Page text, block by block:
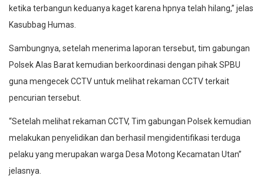
ketika terbangun keduanya kaget karena hpnya telah hilang,” jelas
Kasubbag Humas.
Sambungnya, setelah menerima laporan tersebut, tim gabungan
Polsek Alas Barat kemudian berkoordinasi dengan pihak SPBU
guna mengecek CCTV untuk melihat rekaman CCTV terkait
pencurian tersebut.
“Setelah melihat rekaman CCTV, Tim gabungan Polsek kemudian
melakukan penyelidikan dan berhasil mengidentifikasi terduga
pelaku yang merupakan warga Desa Motong Kecamatan Utan”
jelasnya.